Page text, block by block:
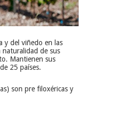
y del viñedo en las
naturalidad de sus
Mantienen sus
25 países.
son pre filoxéricas y